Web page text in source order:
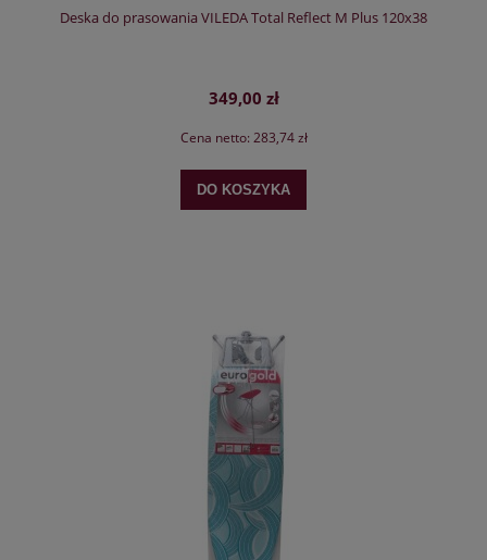
Deska do prasowania VILEDA Total Reflect M Plus 120x38
349,00 zł
Cena netto: 283,74 zł
DO KOSZYKA